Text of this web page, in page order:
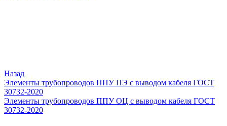
Назад
Элементы трубопроводов ППУ ПЭ с выводом кабеля ГОСТ
30732-2020
Элементы трубопроводов ППУ ОЦ с выводом кабеля ГОСТ
30732-2020